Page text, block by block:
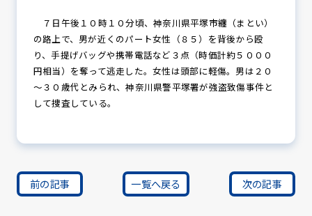
防犯セミナー
７日午後１０時１０分頃、神奈川県平塚市纏（まとい）
の路上で、男が近くのパート女性（８５）を背後から殴
り、手提げバッグや携帯電話など３点（時価計約５０００
円相当）を奪って逃走した。女性は頭部に軽傷。男は２０
～３０歳代とみられ、神奈川県警平塚署が強盗致傷事件と
して捜査している。
前の記事 一覧へ戻る 次の記事